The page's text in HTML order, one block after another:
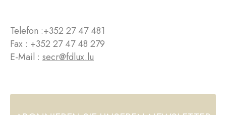
Telefon :+352 27 47 481
Fax : +352 27 47 48 279
E-Mail : secr@fdlux.lu